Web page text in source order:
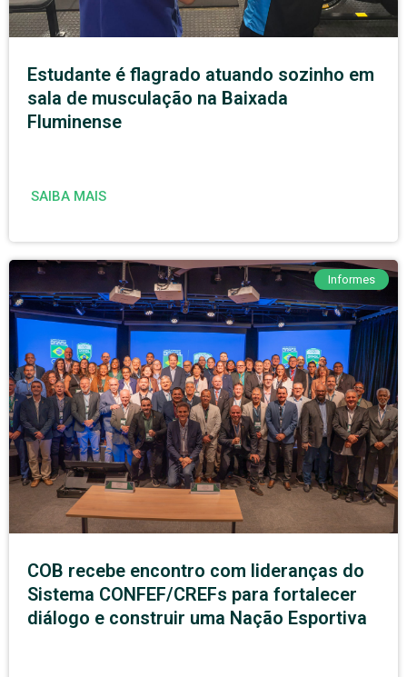
Estudante é flagrado atuando sozinho em
sala de musculação na Baixada
Fluminense
SAIBA MAIS
Informes
COB recebe encontro com lideranças do
Sistema CONFEF/CREFs para fortalecer
diálogo e construir uma Nação Esportiva